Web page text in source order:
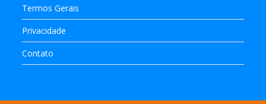
Termos Gerais
Privacidade
Contato